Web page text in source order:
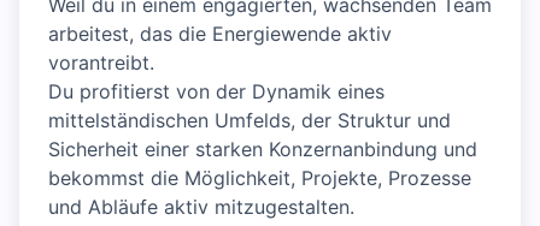
Weil du in einem engagierten, wachsenden Team
arbeitest, das die Energiewende aktiv
vorantreibt.
Du profitierst von der Dynamik eines
mittelständischen Umfelds, der Struktur und
Sicherheit einer starken Konzernanbindung und
bekommst die Möglichkeit, Projekte, Prozesse
und Abläufe aktiv mitzugestalten.